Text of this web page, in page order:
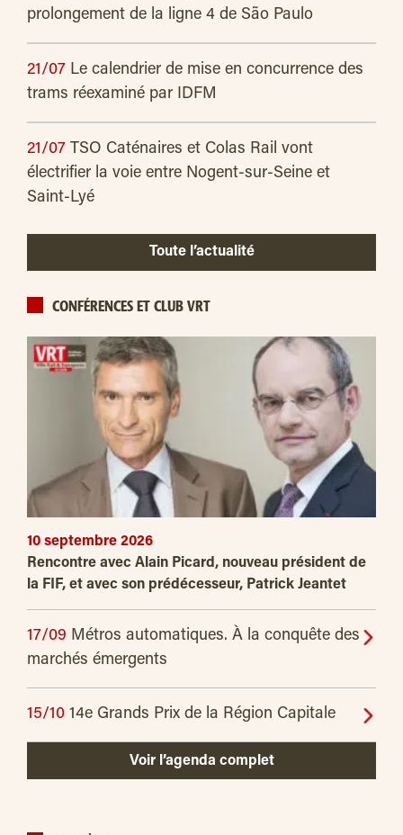
prolongement de la ligne 4 de São Paulo
21/07 Le calendrier de mise en concurrence des
trams réexaminé par IDFM
21/07 TSO Caténaires et Colas Rail vont
électrifier la voie entre Nogent-sur-Seine et
Saint-Lyé
Toute l’actualité
CONFÉRENCES ET CLUB VRT
10 septembre 2026
Rencontre avec Alain Picard, nouveau président de
la FIF, et avec son prédécesseur, Patrick Jeantet
17/09 Métros automatiques. À la conquête des
marchés émergents
15/10 14e Grands Prix de la Région Capitale
Voir l’agenda complet